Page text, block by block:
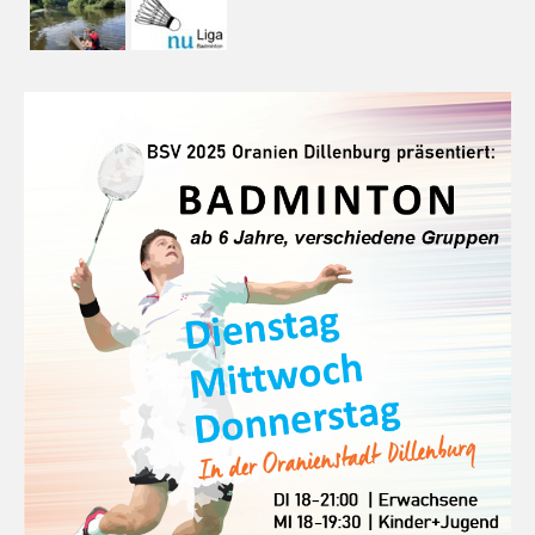
Saison 2018/2019
Saison 2017/2018
Saison 2015/2016
Saison 2014/2015
Saison 2013/2014
Turniere
Hessen
Termine
Hessische Meisterschaften U13 – U19 2015